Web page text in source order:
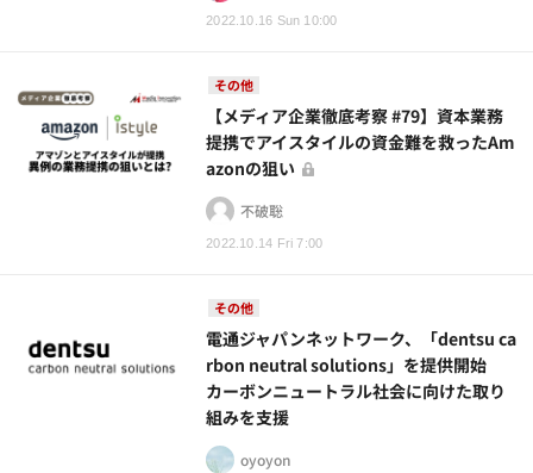
2022.10.16 Sun 10:00
その他
2022.10.14 Fri 7:00
【メディア企業徹底考察 #79】資本業務
提携でアイスタイルの資金難を救ったAm
azonの狙い
不破聡
その他
電通ジャパンネットワーク、「dentsu ca
rbon neutral solutions」を提供開始
カーボンニュートラル社会に向けた取り
組みを支援
oyoyon